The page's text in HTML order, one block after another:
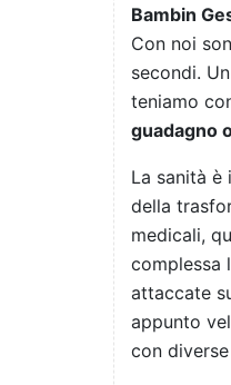
Bambin
Con noi
secondi.
teniamo
guadagno
La sanità è
della
medicali,
complessa
attaccate
appunto
con